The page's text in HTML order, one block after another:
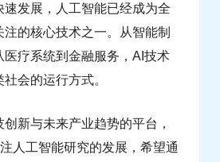
速发展，人工智能已经成为全
的核心技术之一。从智能制
医疗系统到金融服务，AI技术
会的运行方式。
新与未来产业趋势的平台，
人工智能研究的发展，希望通